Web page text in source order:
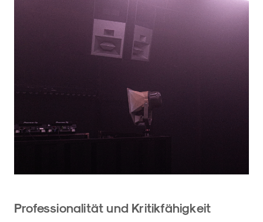
Professionalität und Kritikfähigkeit